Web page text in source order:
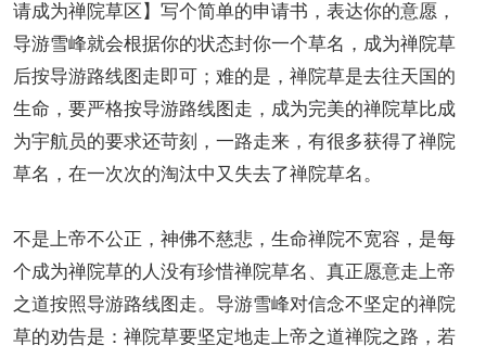
请成为禅院草区】写个简单的申请书，表达你的意愿，
导游雪峰就会根据你的状态封你一个草名，成为禅院草
后按导游路线图走即可；难的是，禅院草是去往天国的
生命，要严格按导游路线图走，成为完美的禅院草比成
为宇航员的要求还苛刻，一路走来，有很多获得了禅院
草名，在一次次的淘汰中又失去了禅院草名。
不是上帝不公正，神佛不慈悲，生命禅院不宽容，是每
个成为禅院草的人没有珍惜禅院草名、真正愿意走上帝
之道按照导游路线图走。导游雪峰对信念不坚定的禅院
草的劝告是：禅院草要坚定地走上帝之道禅院之路，若